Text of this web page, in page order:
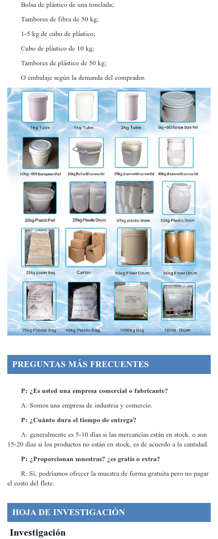
Bolsa de plástico de una tonelada;
Tambores de fibra de 50 kg;
1-5 kg de cubo de plástico;
Cubo de plástico de 10 kg;
Tambores de plástico de 50 kg;
O embalaje según la demanda del comprador.
PREGUNTAS MÁS FRECUENTES
P: ¿Es usted una empresa comercial o fabricante?
A: Somos una empresa de industria y comercio.
P: ¿Cuánto dura el tiempo de entrega?
A: generalmente es 5-10 días si las mercancías están en stock. o son
15-20 días si los productos no están en stock, es de acuerdo a la cantidad.
P: ¿Proporcionan muestras? ¿es gratis o extra?
R: Sí, podríamos ofrecer la muestra de forma gratuita pero no pagar
el costo del flete.
HOJA DE INVESTIGACIÓN
Investigación